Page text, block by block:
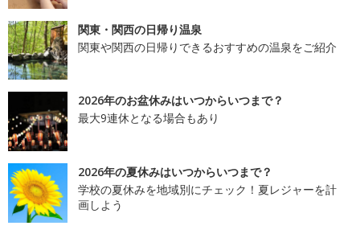
関東・関西の日帰り温泉
関東や関西の日帰りできるおすすめの温泉をご紹介
2026年のお盆休みはいつからいつまで？
最大9連休となる場合もあり
2026年の夏休みはいつからいつまで？
学校の夏休みを地域別にチェック！夏レジャーを計
画しよう